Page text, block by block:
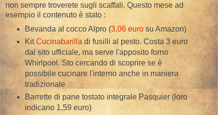
non sempre troverete sugli scaffali. Questo mese ad
esempio il contenuto è stato :
Bevanda al cocco Alpro (3,06 eurosu Amazon)
KitCucinabarilla di fusilli al pesto. Costa 3 euro
dal sito ufficiale, ma serve l'apposito forno
Whirlpool. Sto cercando di scoprire se è
possibile cucinare l'interno anche in maniera
tradizionale
Barrette di pane tostato integrale Pasquier (loro
indicano 1,59 euro)